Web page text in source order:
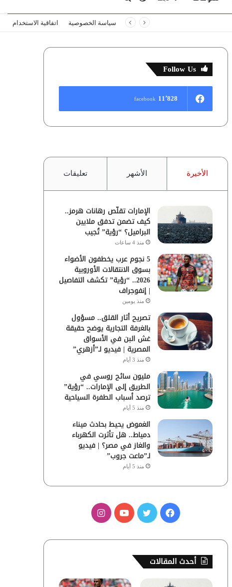
عنالمظلم
سياسة الخصوصية اتفاقية الاستخدام
Follow Us
11٬828 facebook
الأخيرة الأشهر تعليقات
الإمارات تقلّص رهانات هرمز..
كيف تضمن تدفق ملايين
البراميل؟ “رؤية” تُجيب
منذ 4 ساعات
5 نجوم عرب يخطفون الأضواء
بسوق الانتقالات الأوروبية
2026.. “رؤية” تكشف التفاصيل
| إنفوجراف
منذ يومين
تصريح أثار القلق.. مسؤول
بالغرفة التجارية يوضح حقيقة
غش البن في الأسواق
المصرية | فيديو لـ”أزهري”
منذ 3 أيام
مليون سائح روسي في
الطريق إلى الإمارات.. “رؤية”
ترصد أسباب الطفرة السياحية
منذ 5 أيام
الغموض يحيط بحادث ميناء
دمياط.. هل تأثرت الكهرباء
والغاز في مصر؟ | فيديو
لـ”ماعت جروب”
منذ 5 أيام
ف
س
ي
ا
أحدث المقالات